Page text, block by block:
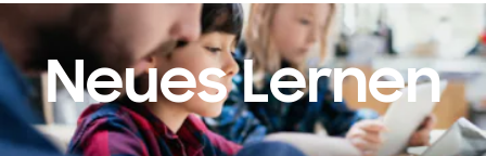
Neues Lernen